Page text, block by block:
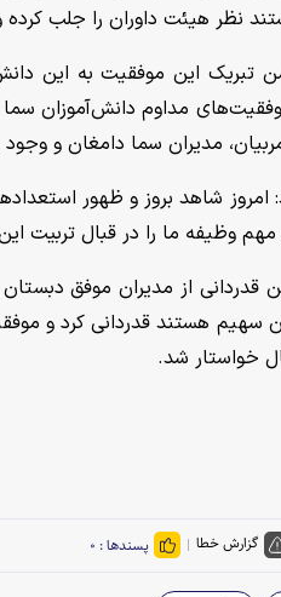
نظر هیئت داوران را جلب کرده
این موفقیت به این
مداوم دانش‌آموزان
مدیران سما دامغان و
امروز شاهد بروز و ظهور
وظیفه ما را در قبال تربیت
از مدیران موفق دبستان
سهیم هستند قدردانی کرد و
خواستار شد.
گزارش خطا پسندها : ۰